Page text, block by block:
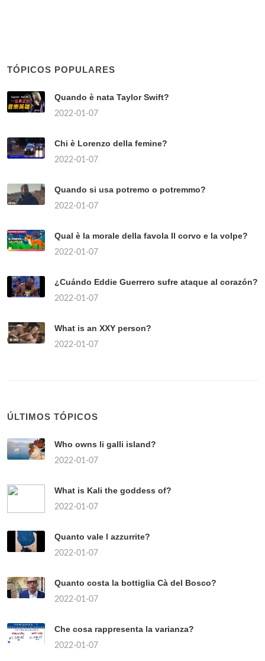
TÓPICOS POPULARES
Quando è nata Taylor Swift?
2022-01-07
Chi è Lorenzo della femine?
2022-01-07
Quando si usa potremo o potremmo?
2022-01-07
Qual è la morale della favola Il corvo e la volpe?
2022-01-07
¿Cuándo Eddie Guerrero sufre ataque al corazón?
2022-01-07
What is an XXY person?
2022-01-07
ÚLTIMOS TÓPICOS
Who owns li galli island?
2022-01-07
What is Kali the goddess of?
2022-01-07
Quanto vale l azzurrite?
2022-01-07
Quanto costa la bottiglia Cà del Bosco?
2022-01-07
Che cosa rappresenta la varianza?
2022-01-07